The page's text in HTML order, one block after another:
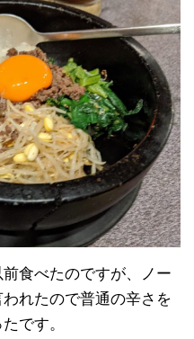
食べたのですが、ノー
れたので普通の辛さを
です。